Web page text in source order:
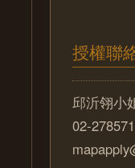
授權聯
邱沂翎小
02-